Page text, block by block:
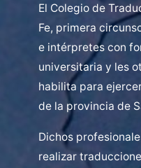
El Colegio de
Fe, primera
e intérpretes con
universitaria y les
habilita para
de la provincia de
Dichos
realizar